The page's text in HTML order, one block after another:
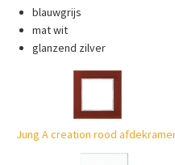
blauwgrijs
mat wit
glanzend zilver
Jung A creation rood